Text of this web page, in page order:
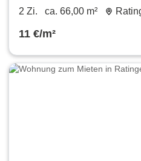
m²
2 Zi. ca. 66,00 m²
11 €/m²